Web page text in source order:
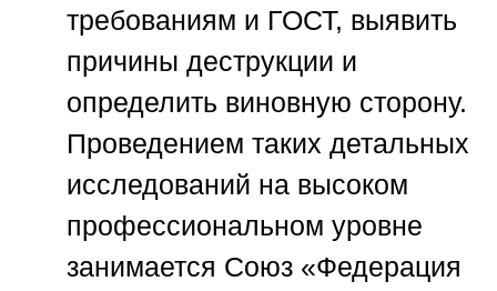
требованиям и ГОСТ, выявить
причины деструкции и
определить виновную сторону.
Проведением таких детальных
исследований на высоком
профессиональном уровне
занимается Союз «Федерация